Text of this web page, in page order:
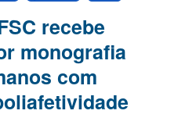
recebe
monografia
com